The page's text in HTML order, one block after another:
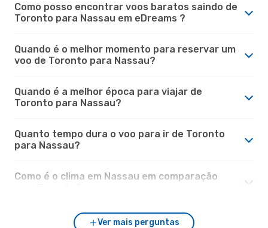
Como posso encontrar voos baratos saindo de
Toronto para Nassau em eDreams ?
Quando é o melhor momento para reservar um
voo de Toronto para Nassau?
Quando é a melhor época para viajar de
Toronto para Nassau?
Quanto tempo dura o voo para ir de Toronto
para Nassau?
Como é o clima em Nassau em comparação
Ver mais perguntas